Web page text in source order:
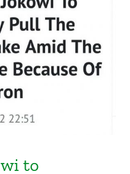
to Immediately
Brake Amid the
of Omicron
2022)
to